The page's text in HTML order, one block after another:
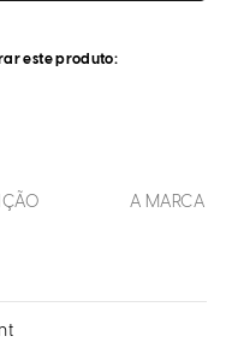
este produto:
A MARCA